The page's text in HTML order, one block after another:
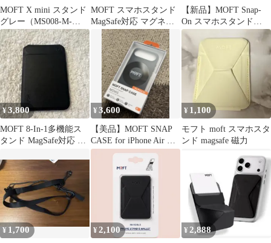
MOFT X mini スタンド
グレー（MS008-M-
GRY-01）
MOFT スマホスタンド
MagSafe対応 マグネッ
ト 磁石 iPhone
【新品】MOFT Snap-
On スマホスタンド
MOVAS（耐久＆磁力強
¥3,800
MOFT 8-In-1多機能ス
タンド MagSafe対応 ブ
¥3,600
【美品】MOFT SNAP
CASE for iPhone Air ブ
ラック
¥ 1,100
モフト moft スマホスタ
ンド magsafe 磁力
¥ 1,700 ¥2,100 ¥ 2,888